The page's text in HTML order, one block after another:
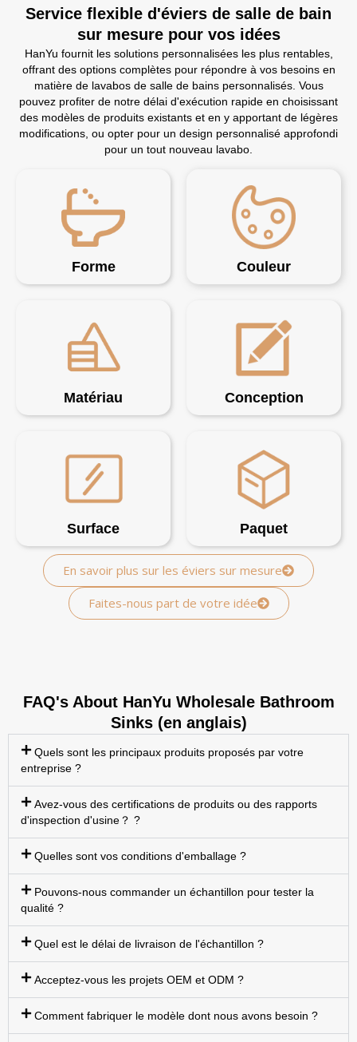
Service flexible d'éviers de salle de bain
sur mesure pour vos idées
HanYu fournit les solutions personnalisées les plus rentables,
offrant des options complètes pour répondre à vos besoins en
matière de lavabos de salle de bains personnalisés. Vous
pouvez profiter de notre délai d'exécution rapide en choisissant
des modèles de produits existants et en y apportant de légères
modifications, ou opter pour un design personnalisé approfondi
pour un tout nouveau lavabo.
Forme Couleur
Matériau Conception
Surface Paquet
En savoir plus sur les éviers sur mesure
Faites-nous part de votre idée
FAQ's About HanYu Wholesale Bathroom
Sinks (en anglais)
Quels sont les principaux produits proposés par votre
entreprise ?
Avez-vous des certifications de produits ou des rapports
d'inspection d'usine？ ?
Quelles sont vos conditions d'emballage ?
Pouvons-nous commander un échantillon pour tester la
qualité ?
Quel est le délai de livraison de l'échantillon ?
Acceptez-vous les projets OEM et ODM ?
Comment fabriquer le modèle dont nous avons besoin ?